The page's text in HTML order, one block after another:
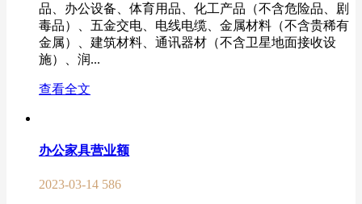
品、办公设备、体育用品、化工产品（不含危险品、剧
毒品）、五金交电、电线电缆、金属材料（不含贵稀有
金属）、建筑材料、通讯器材（不含卫星地面接收设
施）、润...
查看全文
办公家具营业额
2023-03-14 586